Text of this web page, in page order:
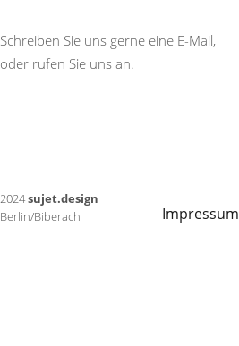
Schreiben Sie uns gerne eine E-Mail,
oder rufen Sie uns an.
überspringen
Impressum
2024sujet.design
Berlin/Biberach